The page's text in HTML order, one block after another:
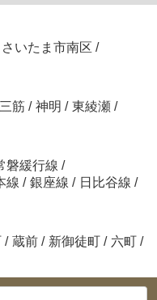
さいたま市南区 /
三筋 / 神明 / 東綾瀬 /
磐緩行線 /
線 / 銀座線 / 日比谷線 /
/ 蔵前 / 新御徒町 / 六町 /